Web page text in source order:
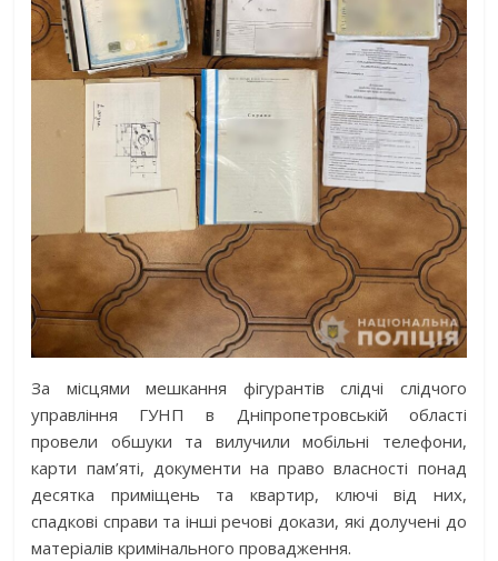
За місцями мешкання фігурантів слідчі слідчого
управління ГУНП в Дніпропетровській області
провели обшуки та вилучили мобільні телефони,
карти пам’яті, документи на право власності понад
десятка приміщень та квартир, ключі від них,
спадкові справи та інші речові докази, які долучені до
матеріалів кримінального провадження.